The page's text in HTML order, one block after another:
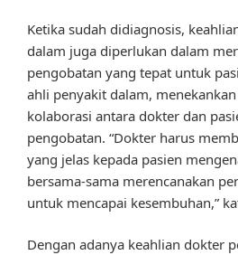
Ketika sudah didiagnosis,
dalam juga diperlukan dalam
pengobatan yang tepat untuk
ahli penyakit dalam,
kolaborasi antara dokter dan
pengobatan. “Dokter harus
yang jelas kepada pasien
bersama-sama merencanakan
untuk mencapai kesembuhan,”
Dengan adanya keahlian dokter